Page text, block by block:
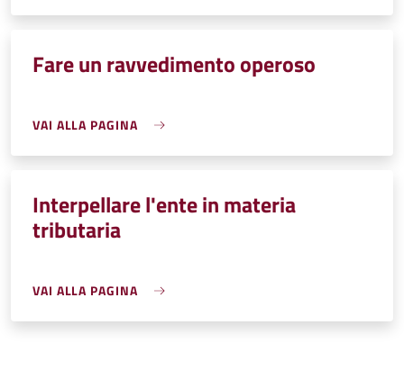
Fare un ravvedimento operoso
VAI ALLA PAGINA
Interpellare l'ente in materia
tributaria
VAI ALLA PAGINA